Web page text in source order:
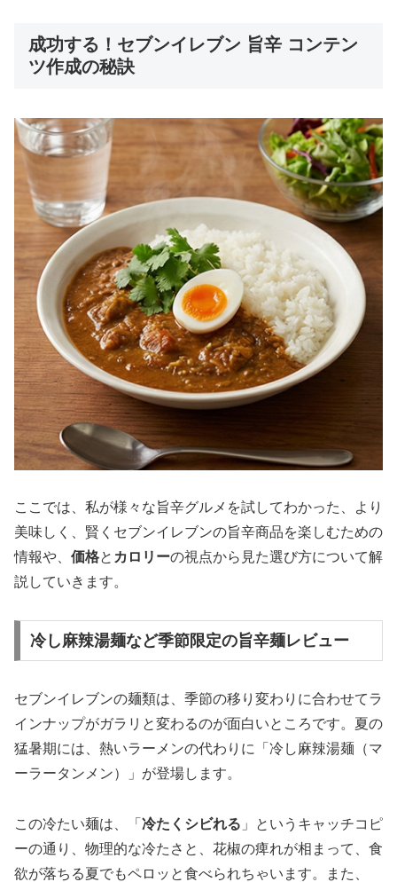
成功する！セブンイレブン 旨辛 コンテン
ツ作成の秘訣
ここでは、私が様々な旨辛グルメを試してわかった、より
美味しく、賢くセブンイレブンの旨辛商品を楽しむための
情報や、 価格と カロリーの視点から見た選び方について解
説していきます。
冷し麻辣湯麺など季節限定の旨辛麺レビュー
セブンイレブンの麺類は、季節の移り変わりに合わせてラ
インナップがガラリと変わるのが面白いところです。夏の
猛暑期には、熱いラーメンの代わりに「冷し麻辣湯麺（マ
ーラータンメン）」が登場します。
この冷たい麺は、「 冷たくシビれる 」というキャッチコピ
ーの通り、物理的な冷たさと、花椒の痺れが相まって、食
欲が落ちる夏でもペロッと食べられちゃいます。また、